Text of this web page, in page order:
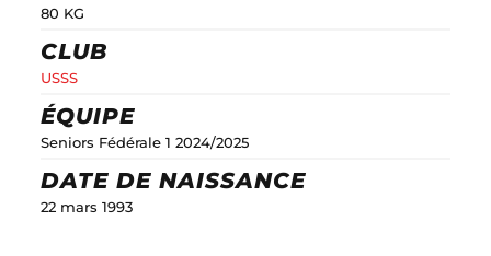
80 KG
CLUB
USSS
ÉQUIPE
Seniors Fédérale 1 2024/2025
DATE DE NAISSANCE
22 mars 1993